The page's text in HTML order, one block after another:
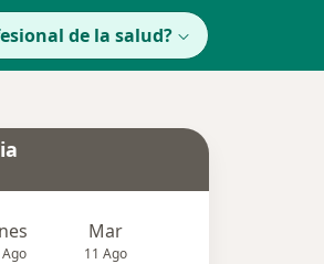
de la salud?
Mar
11 Ago